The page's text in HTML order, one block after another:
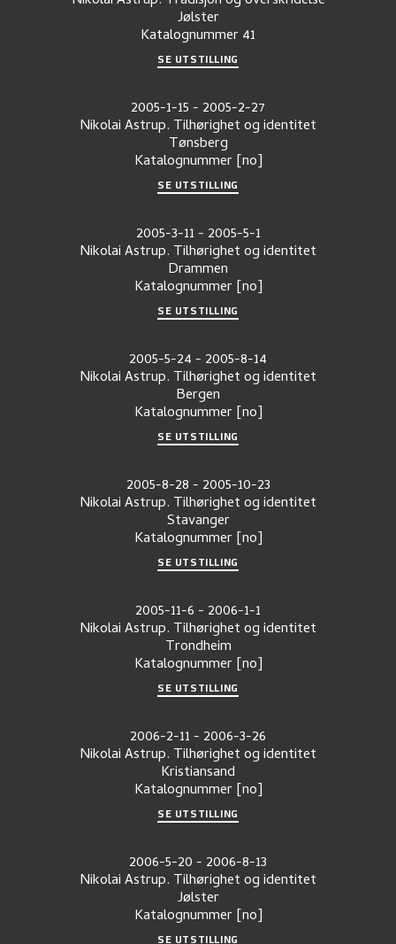
Jølster
Katalognummer41
SE UTSTILLING
2005-1-15- 2005-2-27
Nikolai Astrup. Tilhørighet og identitet
Tønsberg
Katalognummer [no]
SE UTSTILLING
2005-3-11- 2005-5-1
Nikolai Astrup. Tilhørighet og identitet
Drammen
Katalognummer [no]
SE UTSTILLING
2005-5-24- 2005-8-14
Nikolai Astrup. Tilhørighet og identitet
Bergen
Katalognummer [no]
SE UTSTILLING
2005-8-28- 2005-10-23
Nikolai Astrup. Tilhørighet og identitet
Stavanger
Katalognummer [no]
SE UTSTILLING
2005-11-6- 2006-1-1
Nikolai Astrup. Tilhørighet og identitet
Trondheim
Katalognummer [no]
SE UTSTILLING
2006-2-11- 2006-3-26
Nikolai Astrup. Tilhørighet og identitet
Kristiansand
Katalognummer [no]
SE UTSTILLING
2006-5-20- 2006-8-13
Nikolai Astrup. Tilhørighet og identitet
Jølster
Katalognummer [no]
SE UTSTILLING